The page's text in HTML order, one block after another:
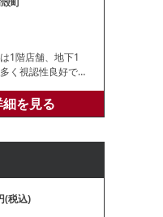
1階店舗、地下1
く視認性良好で
細を見る
(税込)